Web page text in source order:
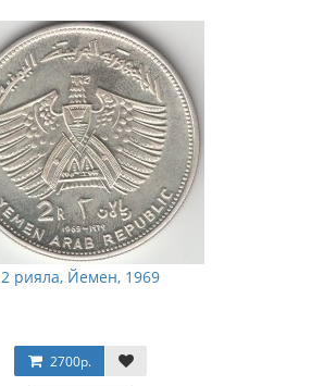
2 рияла, Йемен, 1969
2700р.